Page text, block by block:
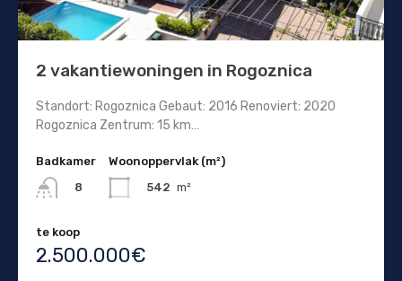
2 vakantiewoningen in Rogoznica
Standort: Rogoznica Gebaut: 2016 Renoviert: 2020
Rogoznica Zentrum: 15 km…
Badkamer
8
Woonoppervlak (m²)
542 m²
te koop
2.500.000€